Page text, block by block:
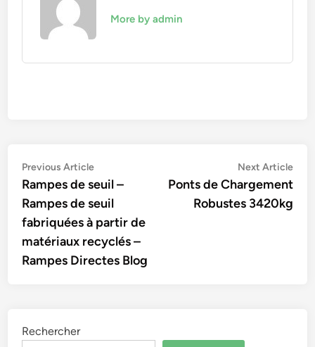
More by admin
Navigation
de
l’article
Previous ArticlePrevious
article:
Rampes de seuil –
Rampes de seuil
fabriquées à partir de
matériaux recyclés –
Rampes Directes Blog
Next Article
Ponts de Chargement
Robustes 3420kg
Rechercher